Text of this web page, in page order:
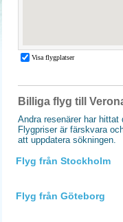
Billiga flyg till
Andra resenärer har
Flygpriser är färskvara
att uppdatera sökningen.
Flyg från Stockholm
Flyg från Göteborg